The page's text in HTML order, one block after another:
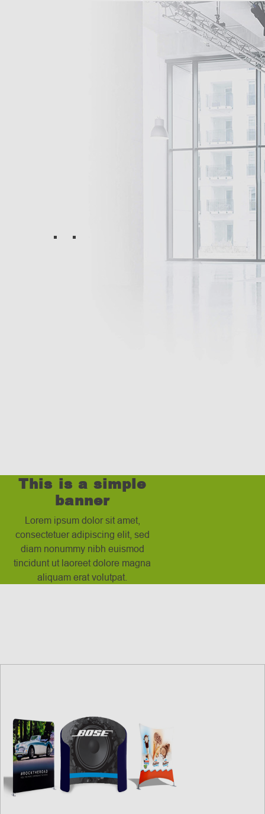
This is a simple
banner
Lorem ipsum dolor sit amet,
consectetuer adipiscing elit, sed
diam nonummy nibh euismod
tincidunt ut laoreet dolore magna
aliquam erat volutpat.